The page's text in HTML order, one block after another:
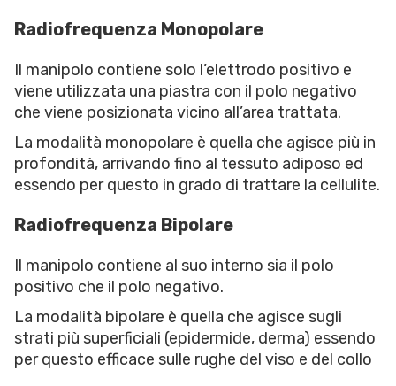
Radiofrequenza Monopolare
Il manipolo contiene solo l’elettrodo positivo e
viene utilizzata una piastra con il polo negativo
che viene posizionata vicino all’area trattata.
La modalità monopolare è quella che agisce più in
profondità, arrivando fino al tessuto adiposo ed
essendo per questo in grado di trattare la cellulite.
Radiofrequenza Bipolare
Il manipolo contiene al suo interno sia il polo
positivo che il polo negativo.
La modalità bipolare è quella che agisce sugli
strati più superficiali (epidermide, derma) essendo
per questo efficace sulle rughe del viso e del collo